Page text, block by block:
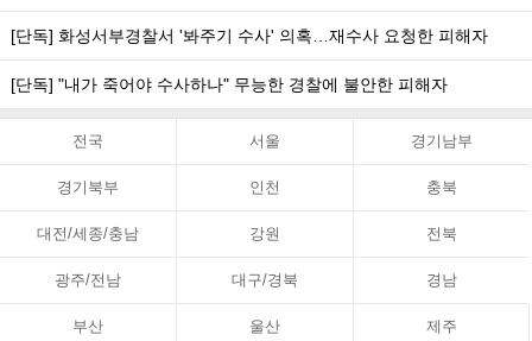
[단독] 화성서부경찰서 '봐주기 수사' 의혹…재수사 요청한 피해자
[단독] "내가 죽어야 수사하나" 무능한 경찰에 불안한 피해자
전국 서울 경기남부
경기북부 인천 충북
대전/세종/충남 강원 전북
광주/전남 대구/경북 경남
부산 울산 제주